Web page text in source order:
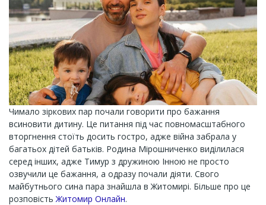
Чимало зіркових пар почали говорити про бажання
всиновити дитину. Це питання під час повномасштабного
вторгнення стоїть досить гостро, адже війна забрала у
багатьох дітей батьків. Родина Мірошниченко виділилася
серед інших, адже Тимур з дружиною Інною не просто
озвучили це бажання, а одразу почали діяти. Свого
майбутнього сина пара знайшла в Житомирі. Більше про це
розповістьЖитомир Онлайн.